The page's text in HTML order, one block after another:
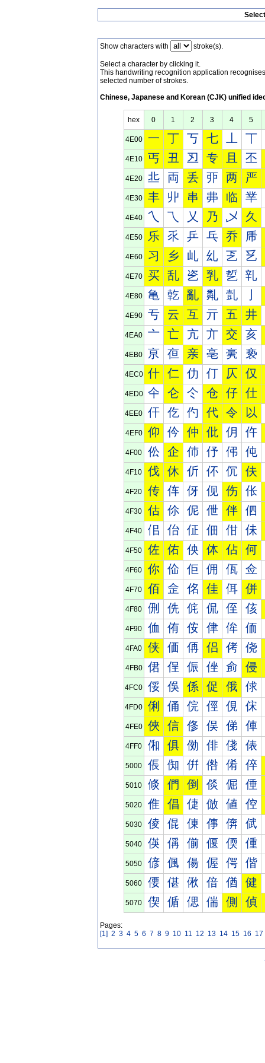
Show characters with stroke(s).
Select a character by clicking it.
This handwriting recognition application
selected number of strokes.
Chinese, Japanese and Korean (CJK) unified
hex 0 1 2 3 4 5
4E00 一 丁 丂 七 丅
4E10 丐 丑 丒 专 且 丕
4E20 丠 両 丢 丣 两 严
4E30 丰 丱 串 丳 临 丵
4E40 乀 乁 乂 乃 乄 久
4E50 乐 乑 乒 乓 乔 乕
4E60 习 乡 乢 乣 乤 乥
4E70 买 乱 乲 乳 乴 乵
4E80 亀 亁 亂 亃 亄
4E90 亐 云 互 亓 五 井
4EA0 亠 亡 亢 亣 交 亥
4EB0 亰 亱 亲 亳 亴 亵
4EC0 什 仁 仂 仃 仄 仅
4ED0 仐 仑 仒 仓 仔 仕
4EE0 仠 仡 仢 代 令 以
4EF0 仰 仱 仲 仳 仴 仵
4F00 伀 企 伂 伃 伄 伅
4F10 伐 休 伒 伓 伔 伕
4F20 传 伡 伢 伣 伤 伥
4F30 估 伱 伲 伳 伴 伵
4F40 佀 佁 佂 佃 佄 佅
4F50 佐 佑 佒 体 佔 何
4F60 你 佡 佢 佣 佤 佥
4F70 佰 佱 佲 佳 佴 併
4F80 侀 侁 侂 侃 侄 侅
4F90 侐 侑 侒 侓 侔 侕
4FA0 侠 価 侢 侣 侤 侥
4FB0 侰 侱 侲 侳 侴 侵
4FC0 俀 俁 係 促 俄 俅
4FD0 俐 俑 俒 俓 俔 俕
4FE0 俠 信 俢 俣 俤 俥
4FF0 俰 俱 俲 俳 俴 俵
5000 倀 倁 倂 倃 倄 倅
5010 倐 們 倒 倓 倔 倕
5020 倠 倡 倢 倣 値 倥
5030 倰 倱 倲 倳 倴 倵
5040 偀 偁 偂 偃 偄 偅
5050 偐 偑 偒 偓 偔 偕
5060 偠 偡 偢 偣 偤 健
5070 偰 偱 偲 偳 側 偵
Pages:
[1] 2 3 4 5 6 7 8 9 10 11 12 13 14 15 16 17